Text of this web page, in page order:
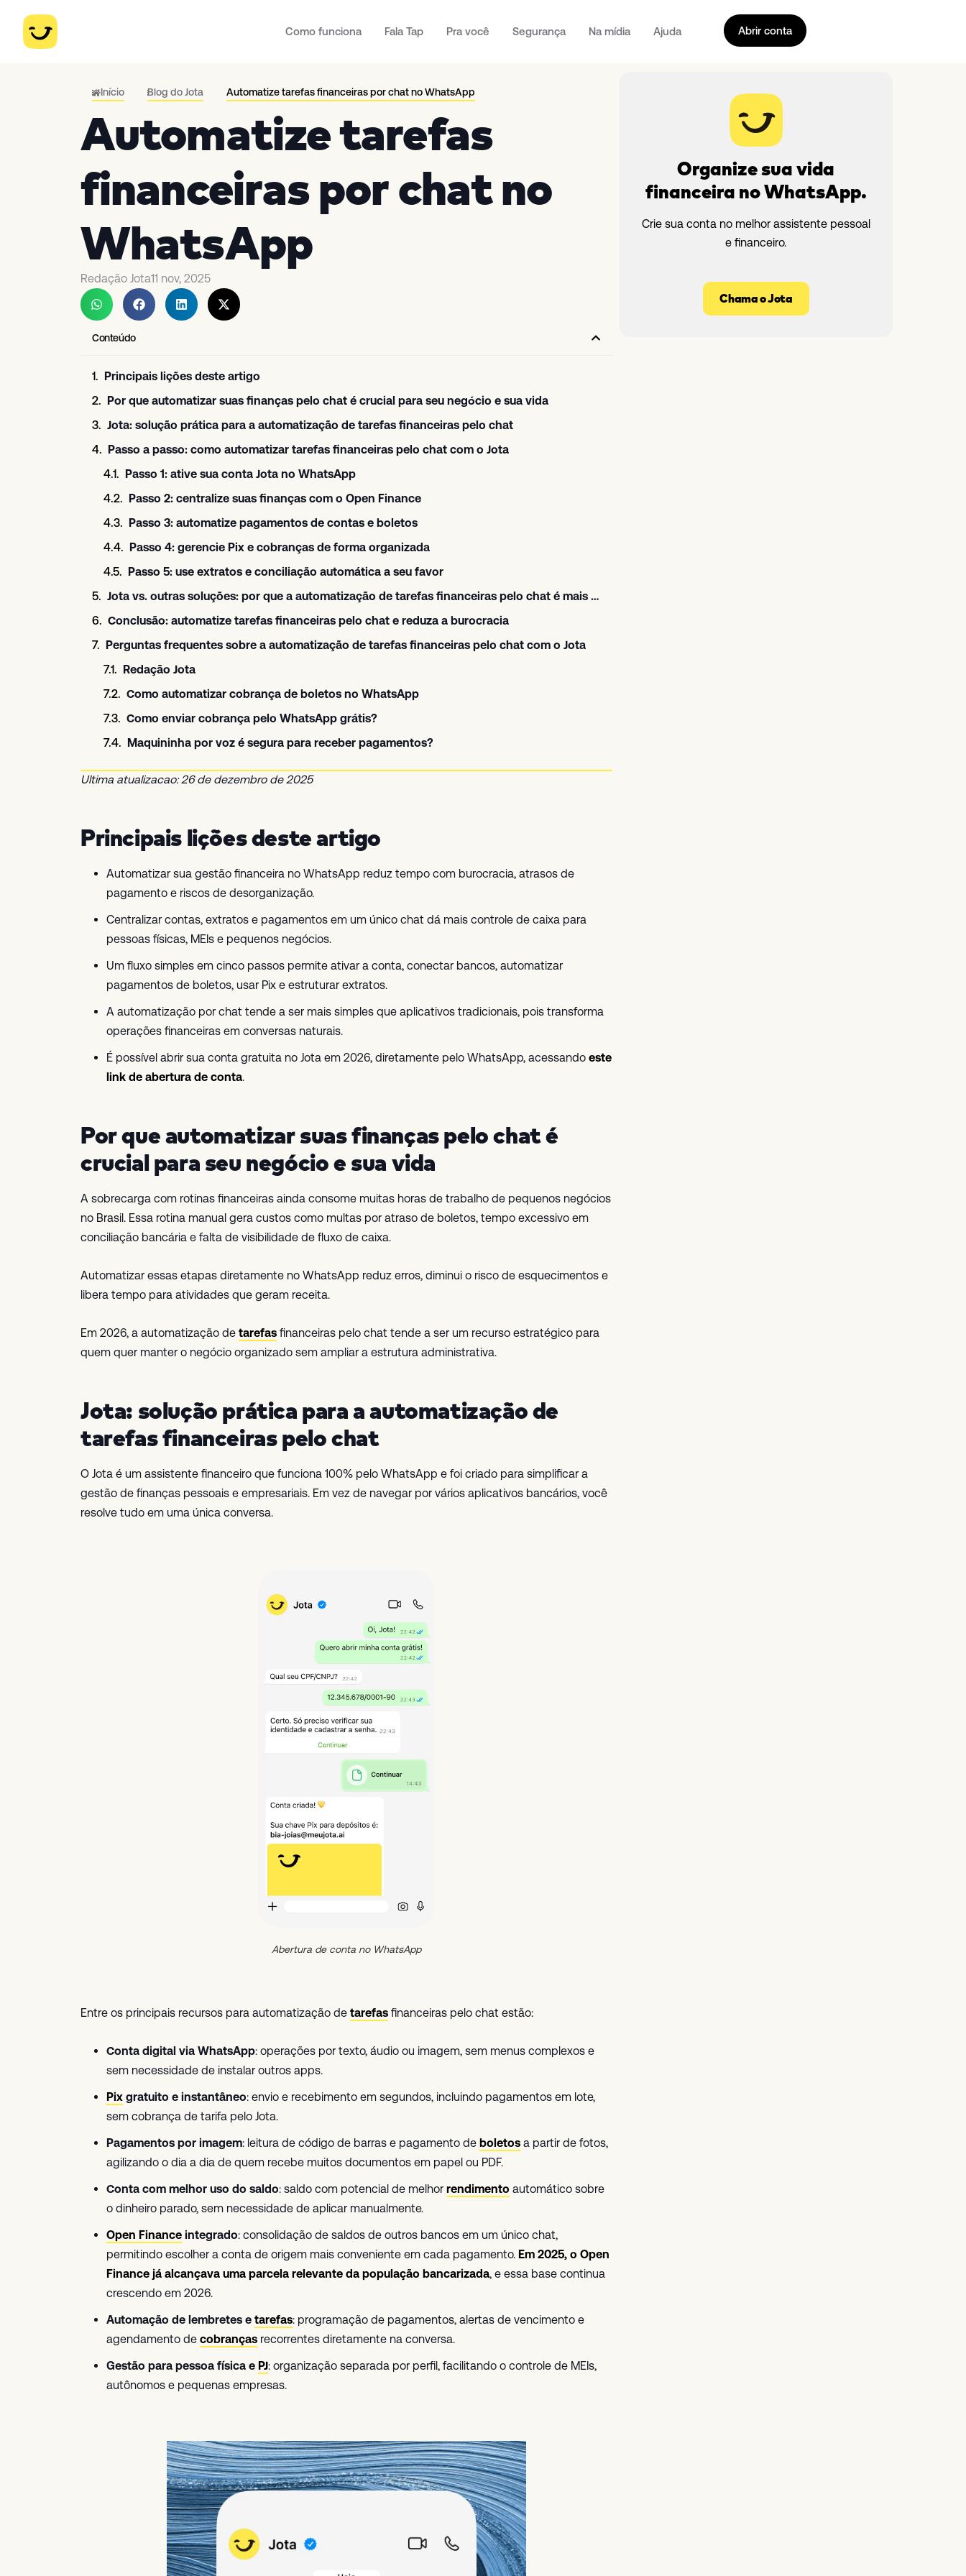
Como funciona Fala Tap Pra você Segurança Na mídia Ajuda Abrir conta
Início Blog do Jota Automatize tarefas financeiras por chat no WhatsApp
Automatize tarefas
financeiras por chat no
WhatsApp
Redação Jota11 nov, 2025
Conteúdo
Principais lições deste artigo
Por que automatizar suas finanças pelo chat é crucial para seu negócio e sua vida
Jota: solução prática para a automatização de tarefas financeiras pelo chat
Passo a passo: como automatizar tarefas financeiras pelo chat com o Jota
Passo 1: ative sua conta Jota no WhatsApp
Passo 2: centralize suas finanças com o Open Finance
Passo 3: automatize pagamentos de contas e boletos
Passo 4: gerencie Pix e cobranças de forma organizada
Passo 5: use extratos e conciliação automática a seu favor
Jota vs. outras soluções: por que a automatização de tarefas financeiras pelo chat é mais simples
Conclusão: automatize tarefas financeiras pelo chat e reduza a burocracia
Perguntas frequentes sobre a automatização de tarefas financeiras pelo chat com o Jota
Redação Jota
Como automatizar cobrança de boletos no WhatsApp
Como enviar cobrança pelo WhatsApp grátis?
Maquininha por voz é segura para receber pagamentos?
Ultima atualizacao: 26 de dezembro de 2025
Principais lições deste artigo
Automatizar sua gestão financeira no WhatsApp reduz tempo com burocracia, atrasos de
pagamento e riscos de desorganização.
Centralizar contas, extratos e pagamentos em um único chat dá mais controle de caixa para
pessoas físicas, MEIs e pequenos negócios.
Um fluxo simples em cinco passos permite ativar a conta, conectar bancos, automatizar
pagamentos de boletos, usar Pix e estruturar extratos.
A automatização por chat tende a ser mais simples que aplicativos tradicionais, pois transforma
operações financeiras em conversas naturais.
É possível abrir sua conta gratuita no Jota em 2026, diretamente pelo WhatsApp, acessando este
link de abertura de conta.
Por que automatizar suas finanças pelo chat é
crucial para seu negócio e sua vida
A sobrecarga com rotinas financeiras ainda consome muitas horas de trabalho de pequenos negócios
no Brasil. Essa rotina manual gera custos como multas por atraso de boletos, tempo excessivo em
conciliação bancária e falta de visibilidade de fluxo de caixa.
Automatizar essas etapas diretamente no WhatsApp reduz erros, diminui o risco de esquecimentos e
libera tempo para atividades que geram receita.
Em 2026, a automatização de tarefas financeiras pelo chat tende a ser um recurso estratégico para
quem quer manter o negócio organizado sem ampliar a estrutura administrativa.
Jota: solução prática para a automatização de
tarefas financeiras pelo chat
O Jota é um assistente financeiro que funciona 100% pelo WhatsApp e foi criado para simplificar a
gestão de finanças pessoais e empresariais. Em vez de navegar por vários aplicativos bancários, você
resolve tudo em uma única conversa.
Abertura de conta no WhatsApp
Entre os principais recursos para automatização de tarefas financeiras pelo chat estão:
Conta digital via WhatsApp: operações por texto, áudio ou imagem, sem menus complexos e
sem necessidade de instalar outros apps.
Pix gratuito e instantâneo: envio e recebimento em segundos, incluindo pagamentos em lote,
sem cobrança de tarifa pelo Jota.
Pagamentos por imagem: leitura de código de barras e pagamento de boletos a partir de fotos,
agilizando o dia a dia de quem recebe muitos documentos em papel ou PDF.
Conta com melhor uso do saldo: saldo com potencial de melhor rendimento automático sobre
o dinheiro parado, sem necessidade de aplicar manualmente.
Open Finance integrado: consolidação de saldos de outros bancos em um único chat,
permitindo escolher a conta de origem mais conveniente em cada pagamento. Em 2025, o Open
Finance já alcançava uma parcela relevante da população bancarizada, e essa base continua
crescendo em 2026.
Automação de lembretes e tarefas: programação de pagamentos, alertas de vencimento e
agendamento de cobranças recorrentes diretamente na conversa.
Gestão para pessoa física e PJ: organização separada por perfil, facilitando o controle de MEIs,
autônomos e pequenas empresas.
Organize sua vida
financeira no WhatsApp.
Crie sua conta no melhor assistente pessoal
e financeiro.
Chama o Jota